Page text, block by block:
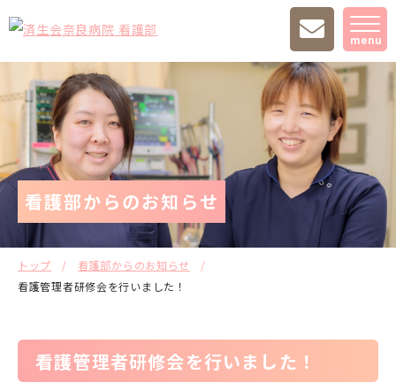
menu
看護部からのお知らせ
トップ
看護部からのお知らせ
看護管理者研修会を行いました！
看護管理者研修会を行いました！